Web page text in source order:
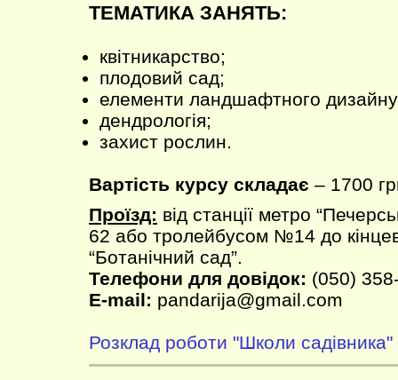
ТЕМАТИКА ЗАНЯТЬ:
квітникарство;
плодовий сад;
елементи ландшафтного
дендрологія;
захист рослин.
Вартість курсу складає – 1700
Проїзд: від станції метро
62 або тролейбусом №14 до
“Ботанічний сад”.
Телефони для довідок: (050)
E-mail: pandarija@gmail.com
Розклад роботи "Школи садівника"